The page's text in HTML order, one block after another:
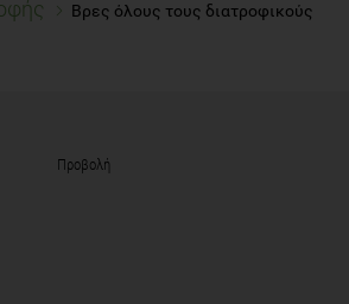
Βρες όλους τους διατροφικούς
Προβολή